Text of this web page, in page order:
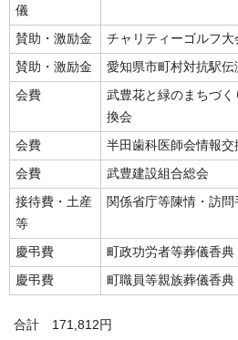
儀
賛助・激励金 チャリティーゴルフ大
賛助・激励金 愛知県市町村対抗駅伝
会費
武豊花と緑のまちづ
換会
会費 半田歯科医師会情報交
会費 武豊建設組合総会
接待費・土産
等
関係省庁等陳情・訪問
慶弔費 町政功労者等葬儀香
慶弔費 町職員等親族葬儀香
合計 171,812円